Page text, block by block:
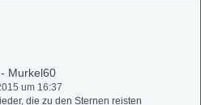
Murkel60
um 16:37
die zu den Sternen reisten